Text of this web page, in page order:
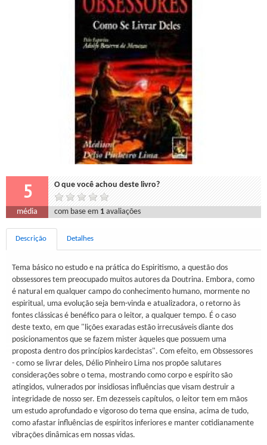
5 O que você achou deste livro?
média com base em 1 avaliações
Descrição Detalhes
Tema básico no estudo e na prática do Espiritismo, a questão dos
obssessores tem preocupado muitos autores da Doutrina. Embora, como
é natural em qualquer campo do conhecimento humano, mormente no
espiritual, uma evolução seja bem-vinda e atualizadora, o retorno às
fontes clássicas é benéfico para o leitor, a qualquer tempo. É o caso
deste texto, em que "lições exaradas estão irrecusáveis diante dos
posicionamentos que se fazem mister àqueles que possuem uma
proposta dentro dos princípios kardecistas". Com efeito, em Obssessores
- como se livrar deles, Délio Pinheiro Lima nos propõe salutares
considerações sobre o tema, mostrando como corpo e espírito são
atingidos, vulnerados por insidiosas influências que visam destruir a
integridade de nosso ser. Em dezesseis capítulos, o leitor tem em mãos
um estudo aprofundado e vigoroso do tema que ensina, acima de tudo,
como afastar influências de espíritos inferiores e manter cotidianamente
vibrações dinâmicas em nossas vidas.